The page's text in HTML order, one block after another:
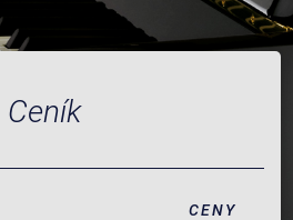
Ceník
CENY